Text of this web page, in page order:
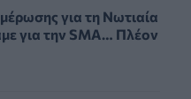
για τη Νωτιαία
για την SMA… Πλέον